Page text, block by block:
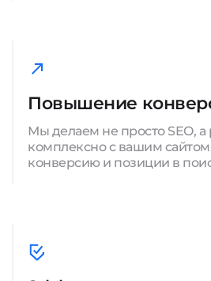
Повышение
Мы делаем не просто SEO, а
комплексно с вашим
конверсию и позиции в